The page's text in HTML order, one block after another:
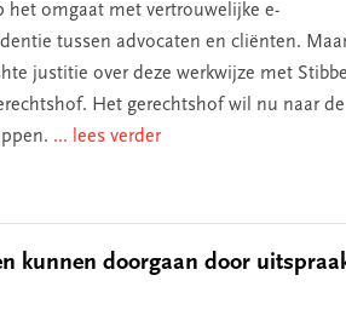
het omgaat met vertrouwelijke e-
tussen advocaten en cliënten.
justitie over deze werkwijze met
Het gerechtshof wil nu naar de
... lees verder
kunnen doorgaan door